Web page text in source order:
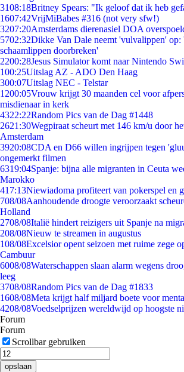
3108:18Britney Spears: "Ik geloof dat ik heb
1607:42VrijMiBabes #316 (not very sfw!)
3207:20Amsterdams dierenasiel DOA
5702:32Dikke Van Dale neemt 'vulvalippen' op:
schaamlippen doorbreken'
2200:28Jesus Simulator komt naar Nintendo
100:25Uitslag AZ - ADO Den Haag
300:07Uitslag NEC - Telstar
1200:05Vrouw krijgt 30 maanden cel voor
misdienaar in kerk
4322:22Random Pics van de Dag #1448
2621:30Wegpiraat scheurt met 146 km/u door
Amsterdam
3920:08CDA en D66 willen ingrijpen tegen
ongemerkt filmen
6319:04Spanje: bijna alle migranten in Ceuta
Marokko
417:13Niewiadoma profiteert van pokerspel en
708/08Aanhoudende droogte veroorzaakt
Holland
2708/08Italië hindert reizigers uit Spanje na
208/08Nieuw te streamen in augustus
108/08Excelsior opent seizoen met ruime zege
Cambuur
6008/08Waterschappen slaan alarm wegens
leeg
3708/08Random Pics van de Dag #1833
1608/08Meta krijgt half miljard boete voor
4208/08Voedselprijzen wereldwijd op hoogste
Forum
Forum
Scrollbar gebruiken
opslaan